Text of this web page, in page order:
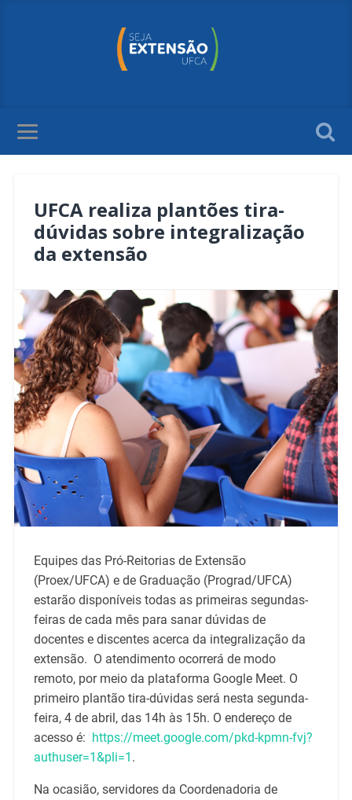
UFCA realiza plantões tira-
dúvidas sobre integralização
da extensão
Equipes das Pró-Reitorias de Extensão
(Proex/UFCA) e de Graduação (Prograd/UFCA)
estarão disponíveis todas as primeiras segundas-
feiras de cada mês para sanar dúvidas de
docentes e discentes acerca da integralização da
extensão. O atendimento ocorrerá de modo
remoto, por meio da plataforma Google Meet. O
primeiro plantão tira-dúvidas será nesta segunda-
feira, 4 de abril, das 14h às 15h. O endereço de
acesso é: https://meet.google.com/pkd-kpmn-fvj?
authuser=1&pli=1 .
Na ocasião, servidores da Coordenadoria de